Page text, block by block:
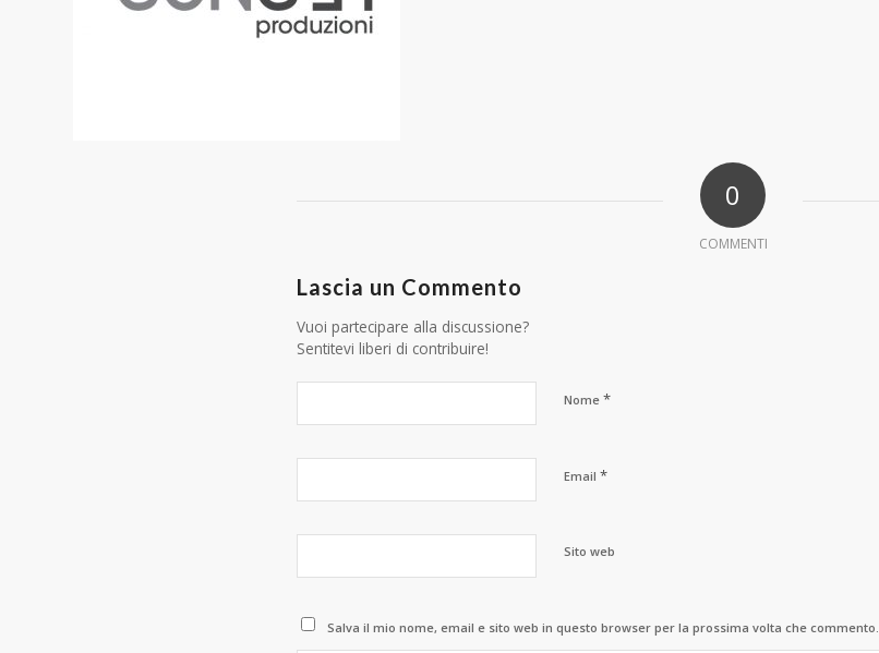
0
COMMENTI
Lascia un Commento
Vuoi partecipare alla discussione?
Sentitevi liberi di contribuire!
Nome *
Email *
Sito web
Salva il mio nome, email e sito web in questo browser per la prossima volta che commento.